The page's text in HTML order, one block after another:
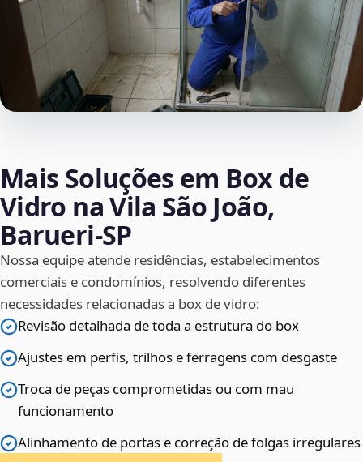
Mais Soluções em Box de
Vidro na Vila São João,
Barueri‑SP
Nossa equipe atende residências, estabelecimentos
comerciais e condomínios, resolvendo diferentes
necessidades relacionadas a box de vidro:
Revisão detalhada de toda a estrutura do box
Ajustes em perfis, trilhos e ferragens com desgaste
Troca de peças comprometidas ou com mau
funcionamento
Alinhamento de portas e correção de folgas irregulares